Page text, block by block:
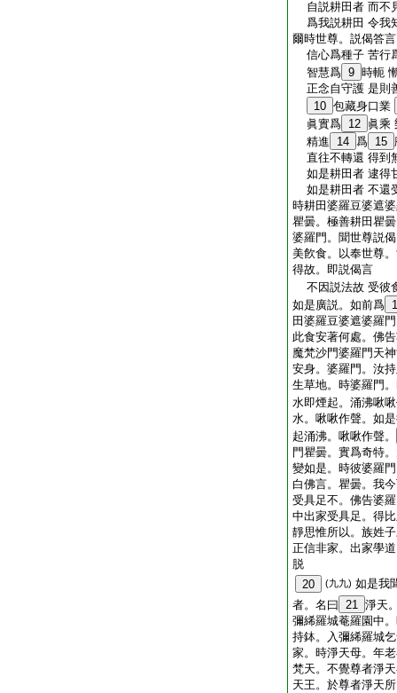
自説耕田者 而不
爲我説耕田 令我
爾時世尊。説偈答言
信心爲種子 苦行
智慧爲 9 時軛
正念自守護 是則
10 包藏身口業
眞實爲 12 眞乘
精進
14 爲 15
直往不轉還 得到
如是耕田者 逮得
如是耕田者 不還
時耕田婆羅豆婆遮
瞿曇。極善耕田瞿
婆羅門。聞世尊説
美飮食。以奉世尊
得故。即説偈言
不因説法故 受彼
如是廣説。如前爲
田婆羅豆婆遮婆羅
此食安著何處。佛
魔梵沙門婆羅門天
安身。婆羅門。汝
生草地。時婆羅門
水即煙起。涌沸啾
水。啾啾作聲。如
起涌沸。啾啾作聲。
門瞿曇。實爲奇特
變如是。時彼婆羅
白佛言。瞿曇。我
受具足不。佛告婆
中出家受具足。得
靜思惟所以。族姓
正信非家。出家學
脱
20
(九九) 如是我
者。名曰 21 淨天
彌絺羅城菴羅園中
持鉢。入彌絺羅城
家。時淨天母。年
梵天。不覺尊者淨
天王。於尊者淨天